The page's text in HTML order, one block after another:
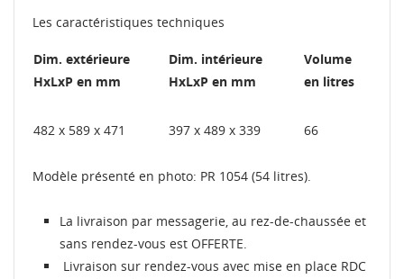
Les caractéristiques techniques
Dim. extérieure
HxLxP en mm
Dim. intérieure
HxLxP en mm
Volume
en litres
482 x 589 x 471 397 x 489 x 339 66
Modèle présenté en photo: PR 1054 (54 litres).
La livraison par messagerie, au rez-de-chaussée et
sans rendez-vous est OFFERTE.
Livraison sur rendez-vous avec mise en place RDC